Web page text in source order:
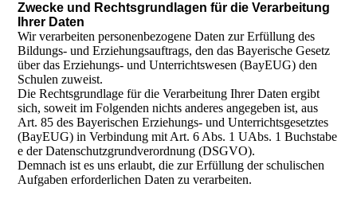
Zwecke und Rechtsgrundlagen für die Verarbeitung
Ihrer Daten
Wir verarbeiten personenbezogene Daten zur Erfüllung des
Bildungs- und Erziehungsauftrags, den das Bayerische Gesetz
über das Erziehungs- und Unterrichtswesen (BayEUG) den
Schulen zuweist.
Die Rechtsgrundlage für die Verarbeitung Ihrer Daten ergibt
sich, soweit im Folgenden nichts anderes angegeben ist, aus
Art. 85 des Bayerischen Erziehungs- und Unterrichtsgesetztes
(BayEUG) in Verbindung mit Art. 6 Abs. 1 UAbs. 1 Buchstabe
e der Datenschutzgrundverordnung (DSGVO).
Demnach ist es uns erlaubt, die zur Erfüllung der schulischen
Aufgaben erforderlichen Daten zu verarbeiten.